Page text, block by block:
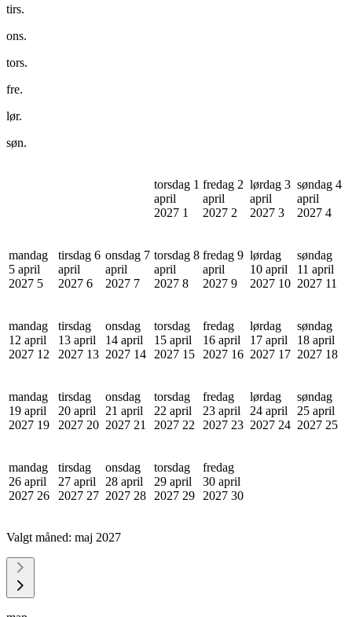
tirs.
ons.
tors.
fre.
lør.
søn.
torsdag 1
april
2027 1
fredag 2
april
2027 2
lørdag 3
april
2027 3
søndag 4
april
2027 4
mandag
5 april
2027 5
tirsdag 6
april
2027 6
onsdag 7
april
2027 7
torsdag 8
april
2027 8
fredag 9
april
2027 9
lørdag
10 april
2027 10
søndag
11 april
2027 11
mandag
12 april
2027 12
tirsdag
13 april
2027 13
onsdag
14 april
2027 14
torsdag
15 april
2027 15
fredag
16 april
2027 16
lørdag
17 april
2027 17
søndag
18 april
2027 18
mandag
19 april
2027 19
tirsdag
20 april
2027 20
onsdag
21 april
2027 21
torsdag
22 april
2027 22
fredag
23 april
2027 23
lørdag
24 april
2027 24
søndag
25 april
2027 25
mandag
26 april
2027 26
tirsdag
27 april
2027 27
onsdag
28 april
2027 28
torsdag
29 april
2027 29
fredag
30 april
2027 30
Valgt måned: maj 2027